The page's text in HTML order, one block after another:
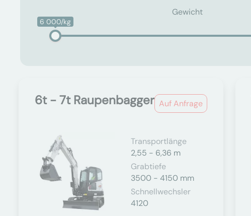
Gewicht
6 000/kg
Auf Anfrage
6t - 7t Raupenbagger
Transportlänge
2,55 - 6,36 m
Grabtiefe
3500 - 4150 mm
Schnellwechsler
4120